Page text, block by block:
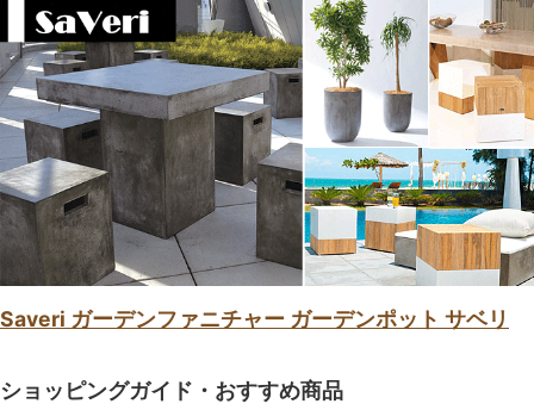
Saveri ガーデンファニチャー ガーデンポット サベリ
ショッピングガイド・おすすめ商品